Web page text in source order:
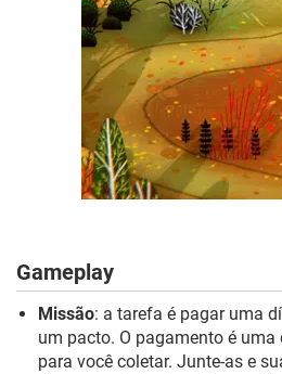
Gameplay
Missão: a tarefa é pagar uma
um pacto. O pagamento é
para você coletar. Junte-as e